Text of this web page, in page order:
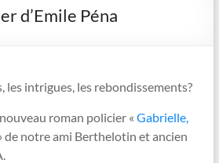
d’Emile Péna
les intrigues, les rebondissements?
roman policier « Gabrielle,
de notre ami Berthelotin et ancien